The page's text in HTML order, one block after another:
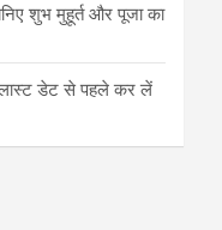
शुभ मुहूर्त और पूजा का
लास्ट डेट से पहले कर लें